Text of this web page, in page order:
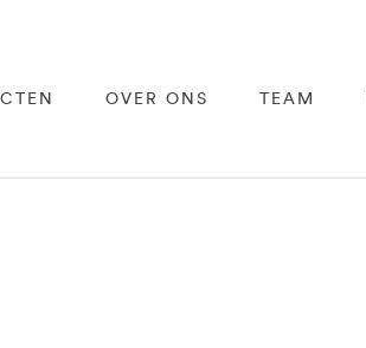
OVER ONS TEAM